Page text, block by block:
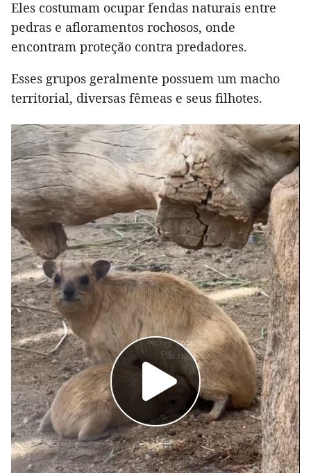
Eles costumam ocupar fendas naturais entre
pedras e afloramentos rochosos, onde
encontram proteção contra predadores.
Esses grupos geralmente possuem um macho
territorial, diversas fêmeas e seus filhotes.